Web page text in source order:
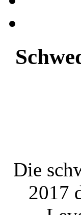
Die
2017